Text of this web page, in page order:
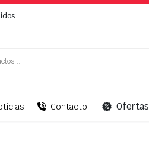
Contacto Ofertas